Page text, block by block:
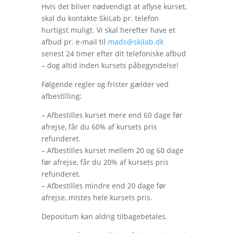
Hvis det bliver nødvendigt at aflyse kurset,
skal du kontakte SkiLab pr. telefon
hurtigst muligt. Vi skal herefter have et
afbud pr. e-mail til mads@skilab.dk
senest 24 timer efter dit telefoniske afbud
– dog altid inden kursets påbegyndelse!
Følgende regler og frister gælder ved
afbestilling:
– Afbestilles kurset mere end 60 dage før
afrejse, får du 60% af kursets pris
refunderet.
– Afbestilles kurset mellem 20 og 60 dage
før afrejse, får du 20% af kursets pris
refunderet.
– Afbestilles mindre end 20 dage før
afrejse, mistes hele kursets pris.
Depositum kan aldrig tilbagebetales.